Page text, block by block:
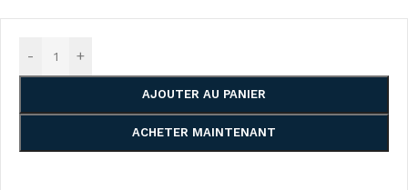
- +
AJOUTER AU PANIER
ACHETER MAINTENANT